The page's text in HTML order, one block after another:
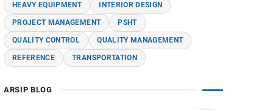
HEAVY EQUIPMENT INTERIOR DESIGN
PROJECT MANAGEMENT PSHT
QUALITY CONTROL QUALITY MANAGEMENT
REFERENCE TRANSPORTATION
ARSIP BLOG